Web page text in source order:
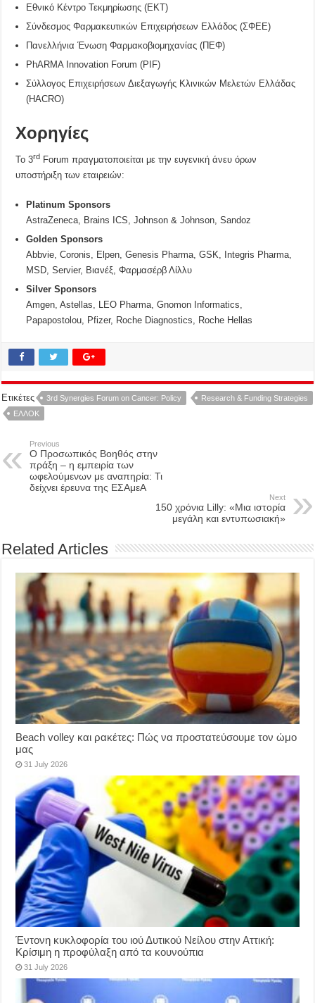
Εθνικό Κέντρο Τεκμηρίωσης (ΕΚΤ)
Σύνδεσμος Φαρμακευτικών Επιχειρήσεων Ελλάδος (ΣΦΕΕ)
Πανελλήνια Ένωση Φαρμακοβιομηχανίας (ΠΕΦ)
PhΑRMA Innovation Forum (PIF)
Σύλλογος Επιχειρήσεων Διεξαγωγής Κλινικών Μελετών Ελλάδας
(HACRO)
Χορηγίες
Το 3rd Forum πραγματοποιείται με την ευγενική άνευ όρων
υποστήριξη των εταιρειών:
Platinum Sponsors
AstraZeneca, Brains ICS, Johnson & Johnson, Sandoz
Golden Sponsors
Abbvie, Coronis, Elpen, Genesis Pharma, GSK, Integris Pharma,
MSD, Servier, Βιανέξ, Φαρμασέρβ Λίλλυ
Silver Sponsors
Amgen, Astellas, LEO Pharma, Gnomon Informatics,
Papapostolou, Pfizer, Roche Diagnostics, Roche Hellas
Ετικέτες 3rd Synergies Forum on Cancer: Policy
Research & Funding Strategies
ΕΛΛΟΚ
Previous
Ο Προσωπικός Βοηθός στην
πράξη – η εμπειρία των
ωφελούμενων με αναπηρία: Τι
δείχνει έρευνα της ΕΣΑμεΑ
Next
150 χρόνια Lilly: «Μια ιστορία
μεγάλη και εντυπωσιακή»
Related Articles
Beach volley και ρακέτες: Πώς να προστατεύσουμε τον ώμο
μας
31 July 2026
Έντονη κυκλοφορία του ιού Δυτικού Νείλου στην Αττική:
Κρίσιμη η προφύλαξη από τα κουνούπια
31 July 2026